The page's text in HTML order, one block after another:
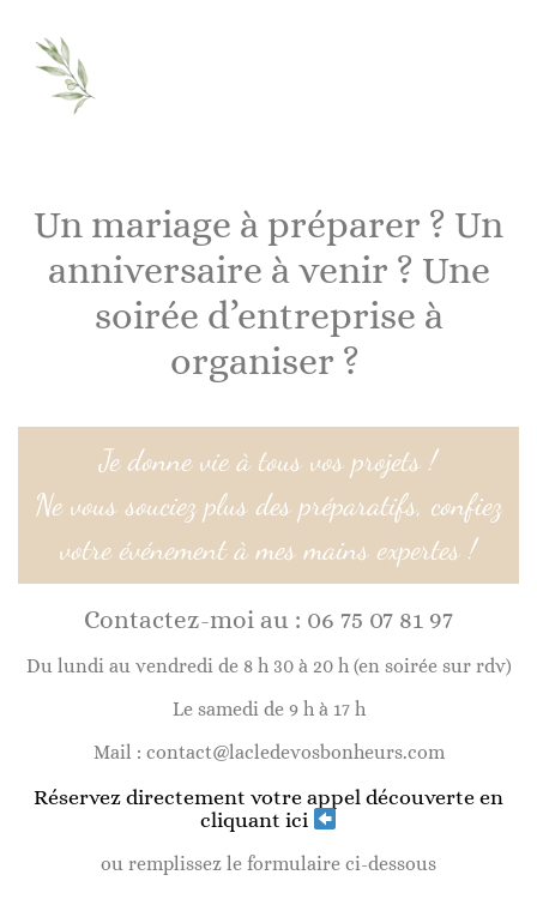
Un mariage à préparer ? Un
anniversaire à venir ? Une
soirée d’entreprise à
organiser ?
Je donne vie à tous vos projets !
Ne vous souciez plus des préparatifs, confiez
votre événement à mes mains expertes !
Contactez-moi au : 06 75 07 81 97
Du lundi au vendredi de 8 h 30 à 20 h (en soirée sur rdv)
Le samedi de 9 h à 17 h
Mail : contact@lacledevosbonheurs.com​
Réservez directement votre appel découverte en
cliquant ici
ou remplissez le formulaire ci-dessous